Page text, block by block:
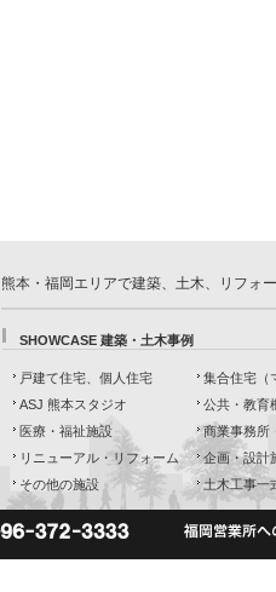
熊本・福岡エリアで建築、土木、リフォ
SHOWCASE 建築・土木事例
戸建て住宅、個人住宅
ASJ 熊本スタジオ
医療・福祉施設
リニューアル・リフォーム
その他の施設
集合住宅（
公共・教育
商業事務所
企画・設計
土木工事一